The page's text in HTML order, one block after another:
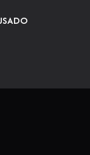
a través de la